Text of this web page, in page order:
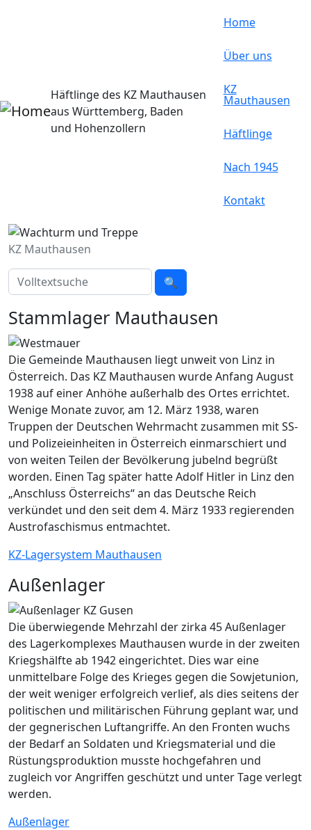
Häftlinge des KZ Mauthausen
aus Württemberg, Baden
und Hohenzollern
Home
Über uns
KZ
Mauthausen
Häftlinge
Nach 1945
Kontakt
KZ Mauthausen
Suche
🔍
Stammlager Mauthausen
Die Gemeinde Mauthausen liegt unweit von Linz in
Österreich. Das KZ Mauthausen wurde Anfang August
1938 auf einer Anhöhe außerhalb des Ortes errichtet.
Wenige Monate zuvor, am 12. März 1938, waren
Truppen der Deutschen Wehrmacht zusammen mit SS-
und Polizeieinheiten in Österreich einmarschiert und
von weiten Teilen der Bevölkerung jubelnd begrüßt
worden. Einen Tag später hatte Adolf Hitler in Linz den
„Anschluss Österreichs“ an das Deutsche Reich
verkündet und den seit dem 4. März 1933 regierenden
Austrofaschismus entmachtet.
KZ-Lagersystem Mauthausen
Außenlager
Die überwiegende Mehrzahl der zirka 45 Außenlager
des Lagerkomplexes Mauthausen wurde in der zweiten
Kriegshälfte ab 1942 eingerichtet. Dies war eine
unmittelbare Folge des Krieges gegen die Sowjetunion,
der weit weniger erfolgreich verlief, als dies seitens der
politischen und militärischen Führung geplant war, und
der gegnerischen Luftangriffe. An den Fronten wuchs
der Bedarf an Soldaten und Kriegsmaterial und die
Rüstungsproduktion musste hochgefahren und
zugleich vor Angriffen geschützt und unter Tage verlegt
werden.
Außenlager